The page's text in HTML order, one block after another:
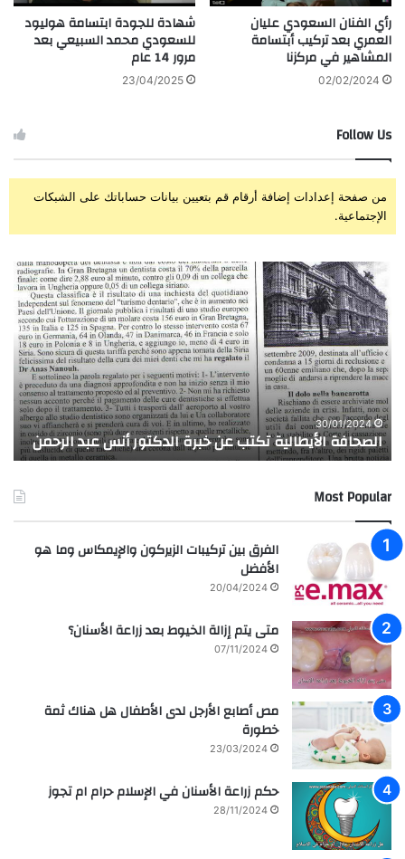
رأي الفنان السعودي عليان
العمري بعد تركيب أبتسامة
المشاهير في مركزنا
02/02/2024
شهادة للجودة ابتسامة هوليود
للسعودي محمد السبيعي بعد
مرور 14 عام
23/04/2025
Follow Us
من صفحة إعدادات إضافة أرقام قم بتعيين بيانات حساباتك على الشبكات
الإجتماعية.
الصحافة
الأيطالية
تكتب
عن
خبرة
الدكتور
أنس
عبد
الرحمن30/01/2024
الصحافة الأيطالية تكتب عن خبرة الدكتور أنس عبد الرحمن
Most Popular
الفرق بين تركيبات الزيركون والإيمكاس وما هو
الأفضل
20/04/2024
متى يتم إزالة الخيوط بعد زراعة الأسنان؟
07/11/2024
مص أصابع الأرجل لدى الأطفال هل هناك ثمة
خطورة
23/03/2024
حكم زراعة الأسنان في الإسلام حرام ام تجوز
28/11/2024